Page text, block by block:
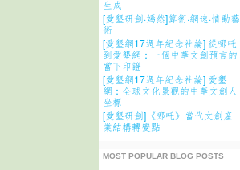
生成
[愛墾研創·嫣然]算術·網速·情動藝
術
[愛墾網17週年紀念社論] 從哪吒
到愛墾網：一個中華文創預言的
當下印證
[愛墾網17週年紀念社論] 愛墾
網：全球文化景觀的中華文創人
坐標
[愛墾研創]《哪吒》當代文創産
業結構轉變點
MOST POPULAR BLOG POSTS